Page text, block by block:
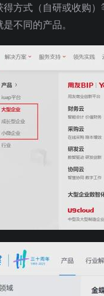
得方式（自研或收购
不同的产品。